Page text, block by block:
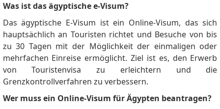
Was ist das ägyptische e-Visum?
Das ägyptische E-Visum ist ein Online-Visum, das sich
hauptsächlich an Touristen richtet und Besuche von bis
zu 30 Tagen mit der Möglichkeit der einmaligen oder
mehrfachen Einreise ermöglicht.Ziel ist es, den Erwerb
von Touristenvisa zu erleichtern und die
Grenzkontrollverfahren zu verbessern.
Wer muss ein Online-Visum für Ägypten beantragen?